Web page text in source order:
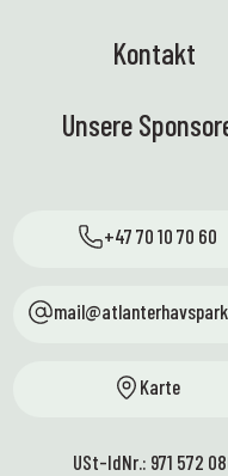
Kontakt
Unsere
+47 70 10 70 60
Karte
USt-IdNr.: 971 572